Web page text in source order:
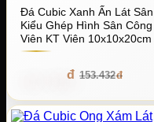
Đá Cubic Xanh Ấn Lát Sân
Kiểu Ghép Hình Sân Công
Viên KT Viên 10x10x20cm
153.432